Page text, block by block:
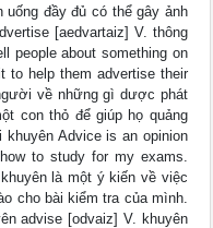
uống đầy đủ có thể gây ảnh
[aedvartaiz] V. thông
people about something on
to help them advertise their
về những gì dược phát
con thỏ để giúp họ quảng
Advice is an opinion
to study for my exams.
là một ý kiến về việc
cho bài kiểm tra của mình.
advise [odvaiz] V. khuyên